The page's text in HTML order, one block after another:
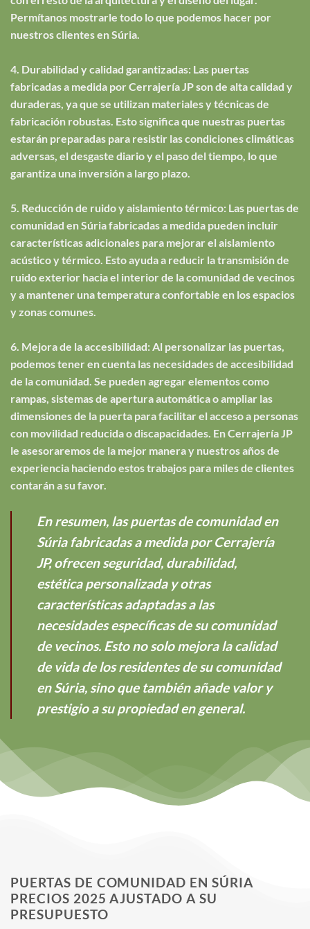
Permítanos mostrarle todo lo que podemos hacer por
nuestros clientes en Súria.
4. Durabilidad y calidad garantizadas: Las puertas
fabricadas a medida por Cerrajería JP son de alta calidad y
duraderas, ya que se utilizan materiales y técnicas de
fabricación robustas. Esto significa que nuestras puertas
estarán preparadas para resistir las condiciones climáticas
adversas, el desgaste diario y el paso del tiempo, lo que
garantiza una inversión a largo plazo.
5. Reducción de ruido y aislamiento térmico: Las puertas de
comunidad en Súria fabricadas a medida pueden incluir
características adicionales para mejorar el aislamiento
acústico y térmico. Esto ayuda a reducir la transmisión de
ruido exterior hacia el interior de la comunidad de vecinos
y a mantener una temperatura confortable en los espacios
y zonas comunes.
6. Mejora de la accesibilidad: Al personalizar las puertas,
podemos tener en cuenta las necesidades de accesibilidad
de la comunidad. Se pueden agregar elementos como
rampas, sistemas de apertura automática o ampliar las
dimensiones de la puerta para facilitar el acceso a personas
con movilidad reducida o discapacidades. En Cerrajería JP
le asesoraremos de la mejor manera y nuestros años de
experiencia haciendo estos trabajos para miles de clientes
contarán a su favor.
En resumen, las puertas de comunidad en
Súria fabricadas a medida por Cerrajería
JP, ofrecen seguridad, durabilidad,
estética personalizada y otras
características adaptadas a las
necesidades específicas de su comunidad
de vecinos. Esto no solo mejora la calidad
de vida de los residentes de su comunidad
en Súria, sino que también añade valor y
prestigio a su propiedad en general.
PUERTAS DE COMUNIDAD EN SÚRIA
PRECIOS 2025 AJUSTADO A SU
PRESUPUESTO